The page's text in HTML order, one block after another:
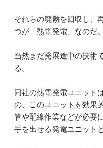
それらの廃熱を回収し、
つが「熱電発電」なのだ。
当然まだ発展途中の技術
る。
同社の熱電発電ユニット
の、このユニットを効果
管や配線作業などが必要
手を出せる発電ユニット